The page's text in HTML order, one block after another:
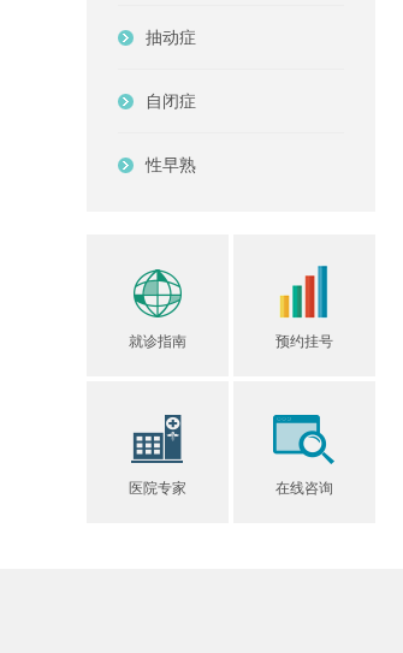
抽动症
自闭症
性早熟
就诊指南 预约挂号
医院专家 在线咨询